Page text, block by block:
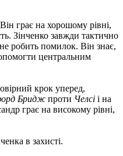
грає на хорошому рівні,
Зінченко завжди тактично
робить помилок. Він знає,
центральним
крок уперед,
Бридж проти Челсі і на
грає на високому рівні,
в захисті.